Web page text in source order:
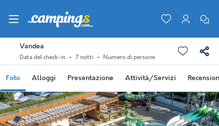
Vandea
Data del check-in 7 notti Numero di persone
Foto Alloggi Presentazione Attività/Servizi